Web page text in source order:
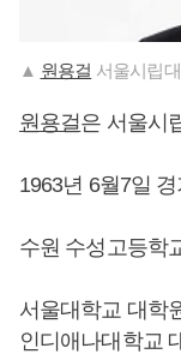
▲ 원용걸 서울시립
원용걸은 서울시
1963년 6월7일
수원 수성고등학
서울대학교 대학
인디애나대학교